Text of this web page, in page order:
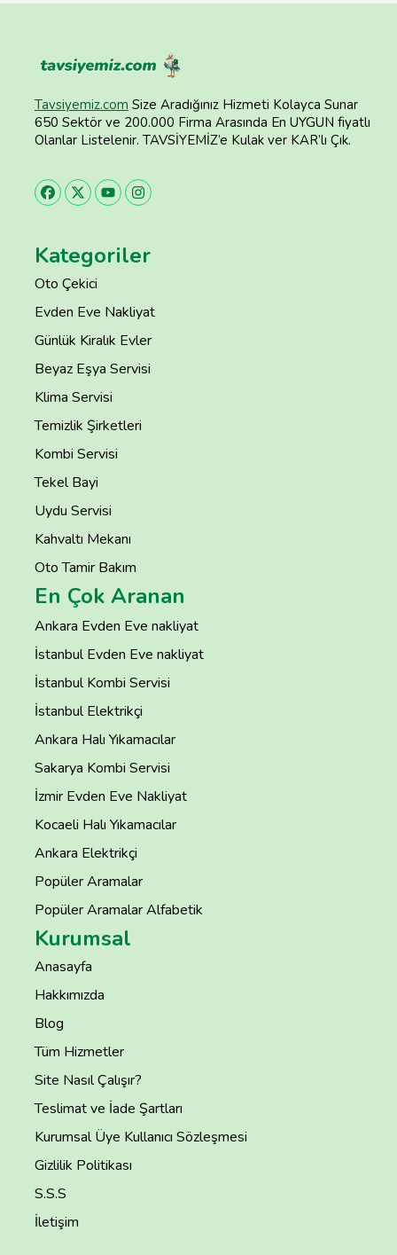
Tavsiyemiz.com Size Aradığınız Hizmeti Kolayca Sunar
650 Sektör ve 200.000 Firma Arasında En UYGUN fiyatlı
Olanlar Listelenir. TAVSİYEMİZ’e Kulak ver KAR’lı Çık.
Kategoriler
Oto Çekici
Evden Eve Nakliyat
Günlük Kiralık Evler
Beyaz Eşya Servisi
Klima Servisi
Temizlik Şirketleri
Kombi Servisi
Tekel Bayi
Uydu Servisi
Kahvaltı Mekanı
Oto Tamir Bakım
En Çok Aranan
Ankara Evden Eve nakliyat
İstanbul Evden Eve nakliyat
İstanbul Kombi Servisi
İstanbul Elektrikçi
Ankara Halı Yıkamacılar
Sakarya Kombi Servisi
İzmir Evden Eve Nakliyat
Kocaeli Halı Yıkamacılar
Ankara Elektrikçi
Popüler Aramalar
Popüler Aramalar Alfabetik
Kurumsal
Anasayfa
Hakkımızda
Blog
Tüm Hizmetler
Site Nasıl Çalışır?
Teslimat ve İade Şartları
Kurumsal Üye Kullanıcı Sözleşmesi
Gizlilik Politikası
S.S.S
İletişim